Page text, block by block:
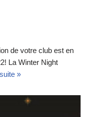
de votre club est en
La Winter Night
»